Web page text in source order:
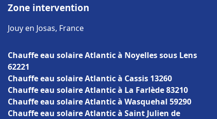
Zone intervention
Jouy en Josas, France
Chauffe eau solaire Atlantic à Noyelles sous Lens
62221
Chauffe eau solaire Atlantic à Cassis 13260
Chauffe eau solaire Atlantic à La Farlède 83210
Chauffe eau solaire Atlantic à Wasquehal 59290
Chauffe eau solaire Atlantic à Saint Julien de